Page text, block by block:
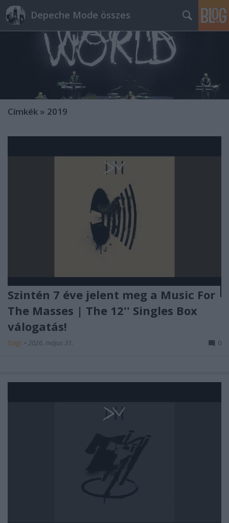
Depeche Mode összes
Címkék » 2019
Szintén 7 éve jelent meg a Music For
The Masses | The 12'' Singles Box
válogatás!
Szigi. • 2026. május 31. 0